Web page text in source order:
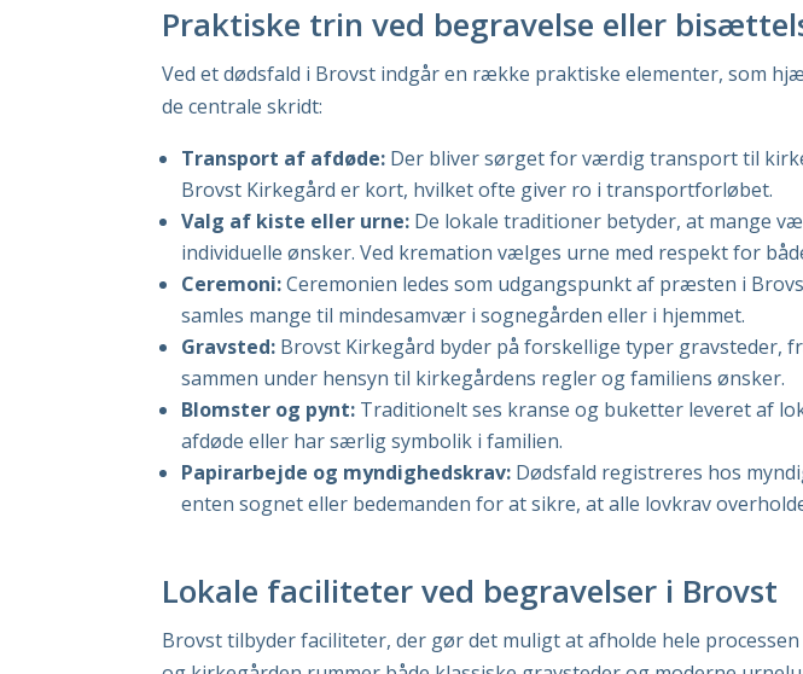
Praktiske trin ved begravelse eller
Ved et dødsfald i Brovst indgår en række praktiske elementer, som
de centrale skridt:
Transport af afdøde: Der bliver sørget for værdig transport til
Brovst Kirkegård er kort, hvilket ofte giver ro i transportforløbet.
Valg af kiste eller urne: De lokale traditioner betyder, at mange
individuelle ønsker. Ved kremation vælges urne med respekt for
Ceremoni:Ceremonien ledes som udgangspunkt af præsten i
samles mange til mindesamvær i sognegården eller i hjemmet.
Gravsted: Brovst Kirkegård byder på forskellige typer gravsteder,
sammen under hensyn til kirkegårdens regler og familiens ønsker.
Blomster og pynt: Traditionelt ses kranse og buketter leveret af
afdøde eller har særlig symbolik i familien.
Papirarbejde og myndighedskrav: Dødsfald registreres hos
enten sognet eller bedemanden for at sikre, at alle lovkrav
Lokale faciliteter ved begravelser i Brovst
Brovst tilbyder faciliteter, der gør det muligt at afholde hele